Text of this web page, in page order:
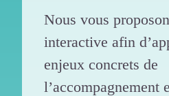
Nous vous
interactive afin
enjeux concrets de
l’accompagnement